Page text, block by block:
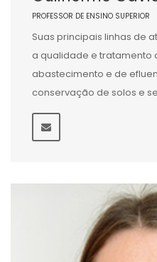
PROFESSOR DE ENSINO SUPERIOR
Suas principais linhas de
a qualidade e tratamento
abastecimento e de
conservação de solos e